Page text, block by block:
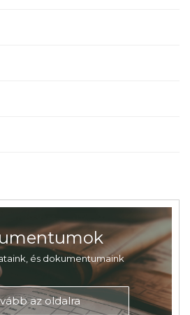
és dokumentumaink
az oldalra